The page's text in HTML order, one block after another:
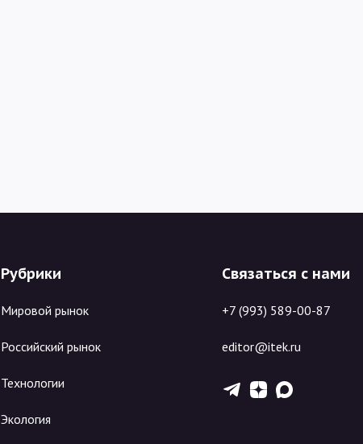
Рубрики
Мировой рынок
Российский рынок
Технологии
Экология
Связаться с нами
+7 (993) 589-00-87
editor@itek.ru
T Z X